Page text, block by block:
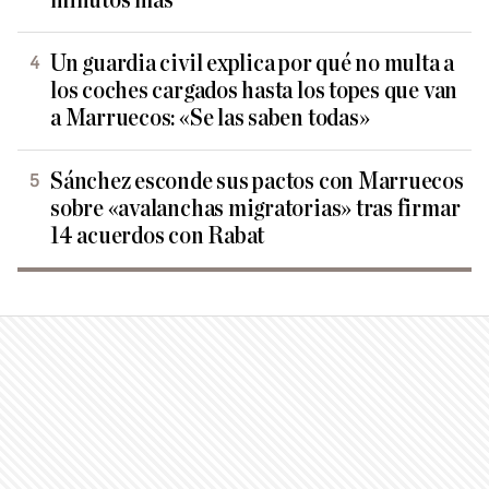
Un guardia civil explica por qué no multa a
los coches cargados hasta los topes que van
a Marruecos: «Se las saben todas»
Sánchez esconde sus pactos con Marruecos
sobre «avalanchas migratorias» tras firmar
14 acuerdos con Rabat